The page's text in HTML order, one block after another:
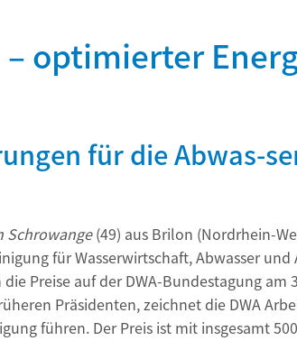
optimierter
für die Abwas-
Schrowange(49) aus Brilon (Nordrhein-
für Wasserwirtschaft, Abwasser und
Preise auf der DWA-Bundestagung am
Präsidenten, zeichnet die DWA
führen. Der Preis ist mit insgesamt